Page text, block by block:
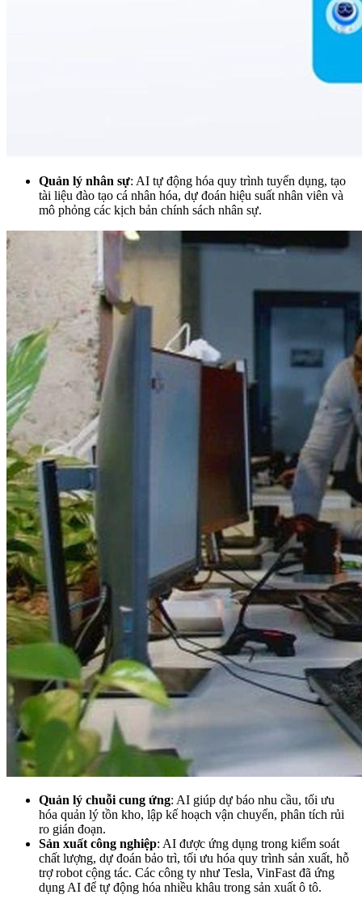
Quản lý nhân sự: AI tự động hóa quy trình tuyển dụng, tạo
tài liệu đào tạo cá nhân hóa, dự đoán hiệu suất nhân viên và
mô phỏng các kịch bản chính sách nhân sự.
Quản lý chuỗi cung ứng: AI giúp dự báo nhu cầu, tối ưu
hóa quản lý tồn kho, lập kế hoạch vận chuyển, phân tích rủi
ro gián đoạn.
Sản xuất công nghiệp: AI được ứng dụng trong kiểm soát
chất lượng, dự đoán bảo trì, tối ưu hóa quy trình sản xuất, hỗ
trợ robot cộng tác. Các công ty như Tesla, VinFast đã ứng
dụng AI để tự động hóa nhiều khâu trong sản xuất ô tô.